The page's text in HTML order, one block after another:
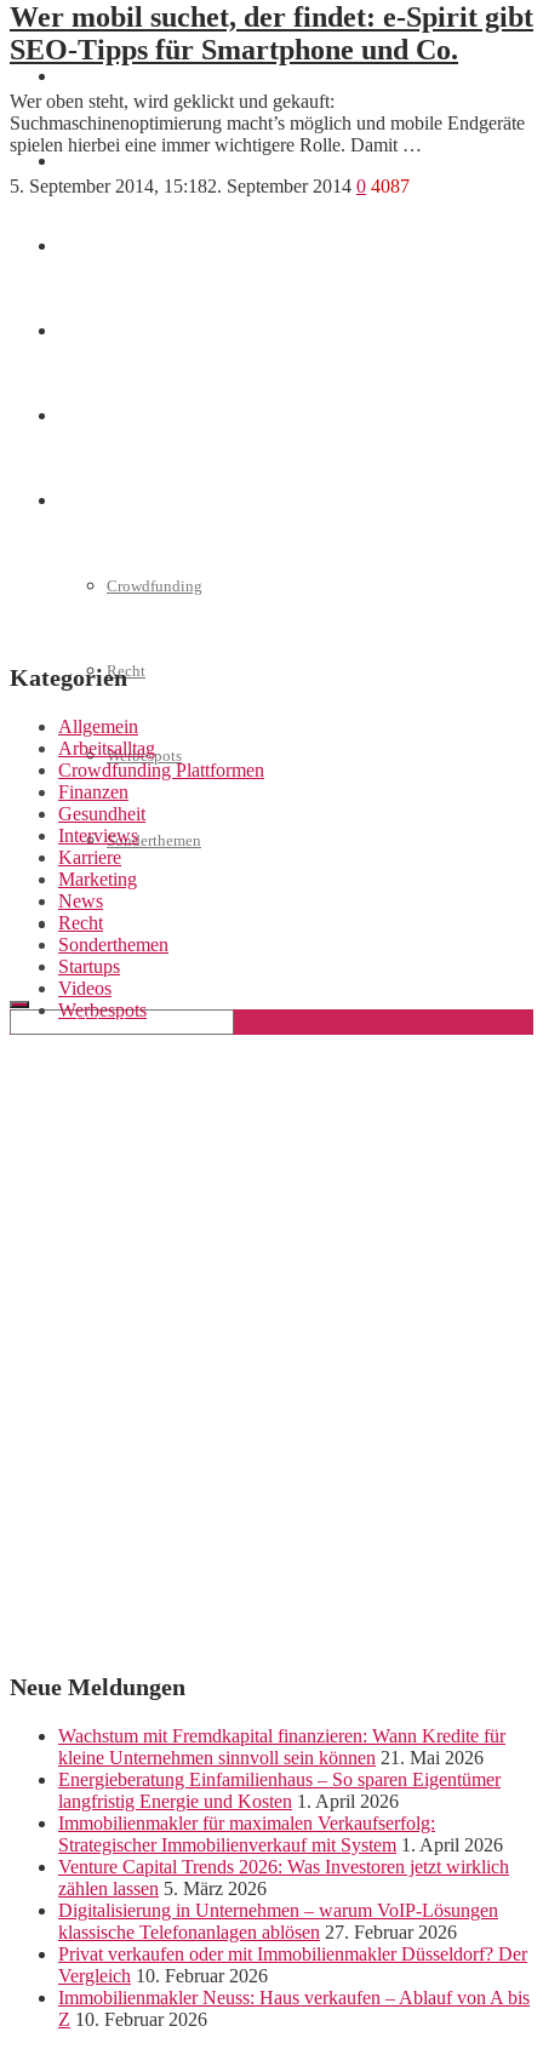
Crowdfunding
Recht
Werbespots
Sonderthemen
Geschäftskonto eröffnen
Wer mobil suchet, der findet: e-Spirit gibt
SEO-Tipps für Smartphone und Co.
Wer oben steht, wird geklickt und gekauft:
Suchmaschinenoptimierung macht’s möglich und mobile Endgeräte
spielen hierbei eine immer wichtigere Rolle. Damit …
5. September 2014, 15:182. September 2014 0 4087
Kategorien
Allgemein
Arbeitsalltag
Crowdfunding Plattformen
Finanzen
Gesundheit
Interviews
Karriere
Marketing
News
Recht
Sonderthemen
Startups
Videos
Werbespots
Neue Meldungen
Wachstum mit Fremdkapital finanzieren: Wann Kredite für
kleine Unternehmen sinnvoll sein können 21. Mai 2026
Energieberatung Einfamilienhaus – So sparen Eigentümer
langfristig Energie und Kosten 1. April 2026
Immobilienmakler für maximalen Verkaufserfolg:
Strategischer Immobilienverkauf mit System 1. April 2026
Venture Capital Trends 2026: Was Investoren jetzt wirklich
zählen lassen 5. März 2026
Digitalisierung in Unternehmen – warum VoIP-Lösungen
klassische Telefonanlagen ablösen 27. Februar 2026
Privat verkaufen oder mit Immobilienmakler Düsseldorf? Der
Vergleich 10. Februar 2026
Immobilienmakler Neuss: Haus verkaufen – Ablauf von A bis
Z 10. Februar 2026